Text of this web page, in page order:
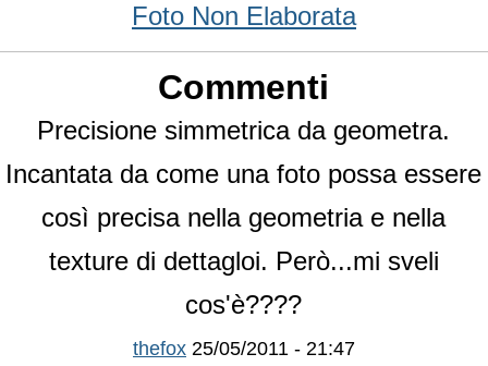
Foto Non Elaborata
Commenti
Precisione simmetrica da geometra.
Incantata da come una foto possa essere
così precisa nella geometria e nella
texture di dettagloi. Però...mi sveli
cos'è????
thefox 25/05/2011 - 21:47